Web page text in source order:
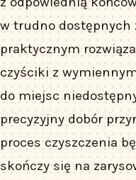
w trudno dostępnych
praktycznym
czyściki z
do miejsc
precyzyjny dobór
proces czyszczenia
skończy się na